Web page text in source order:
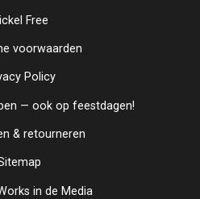
Free
voorwaarden
Policy
— ook op feestdagen!
& retourneren
in de Media